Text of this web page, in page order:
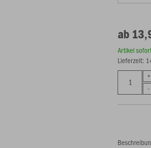
ab
Artikel
Lieferzeit: